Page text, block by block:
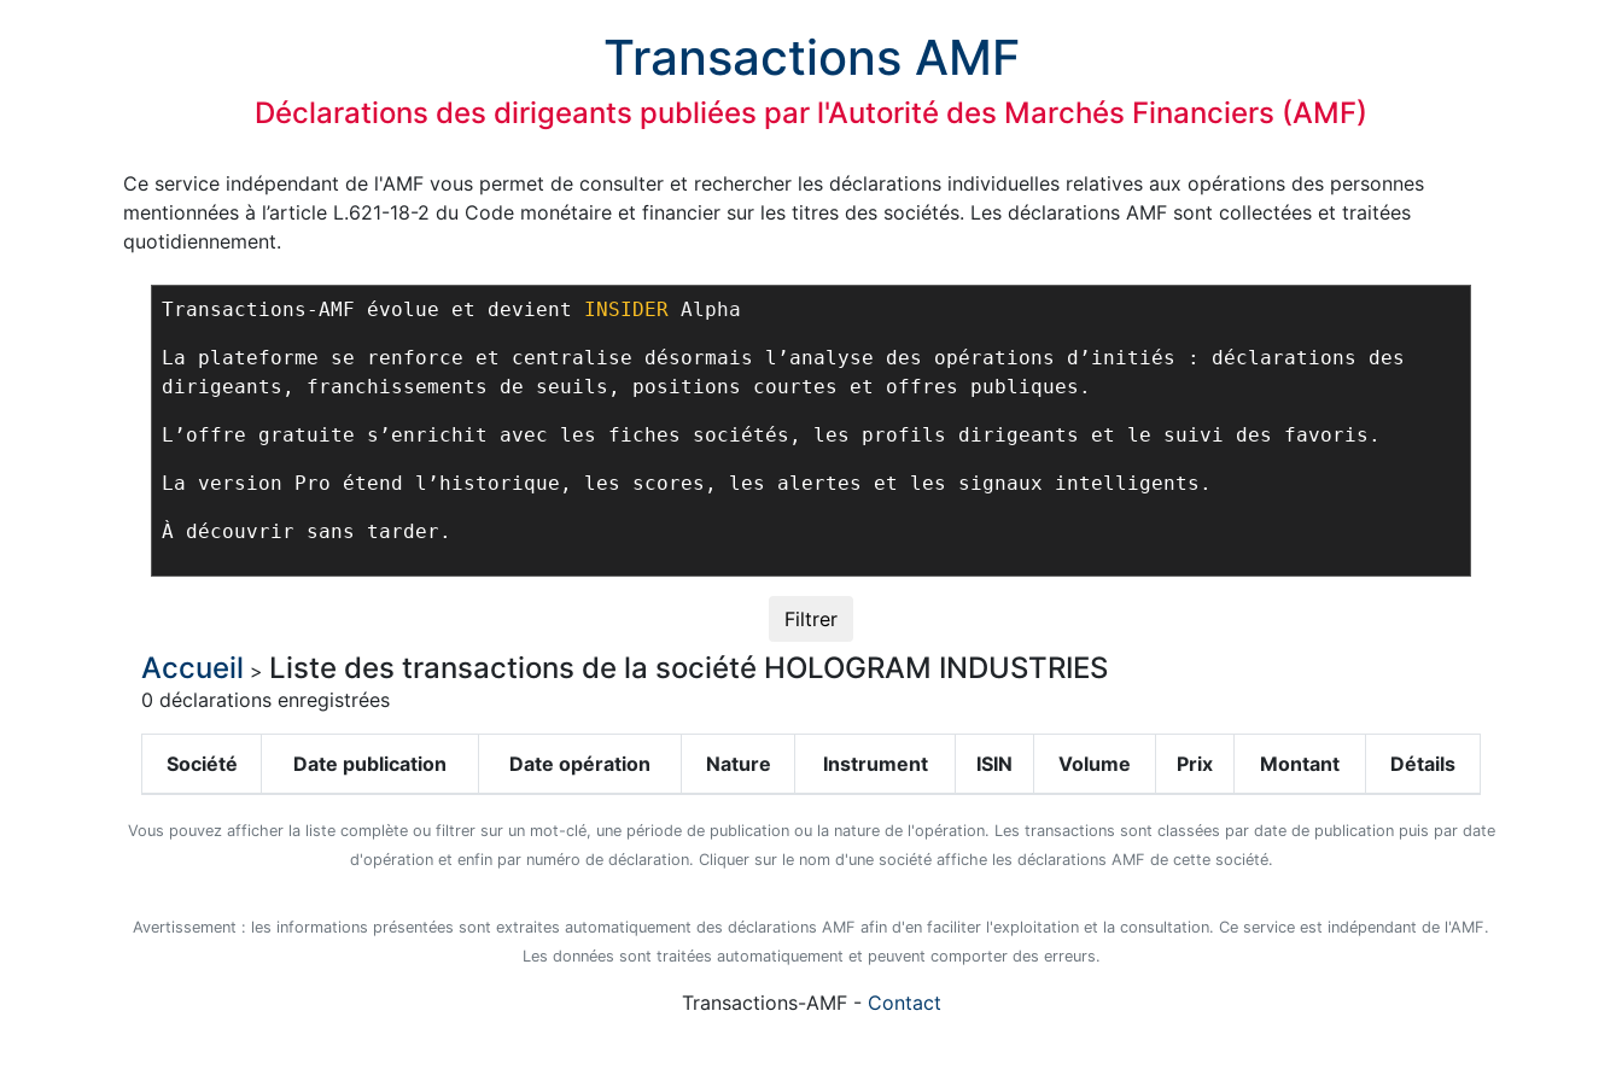
Transactions AMF
Déclarations des dirigeants publiées par l'Autorité des Marchés Financiers (AMF)
Ce service indépendant de l'AMF vous permet de consulter et rechercher les déclarations individuelles relatives aux opérations des personnes
mentionnées à l’article L.621-18-2 du Code monétaire et financier sur les titres des sociétés. Les déclarations AMF sont collectées et traitées
quotidiennement.
Transactions-AMF évolue et devient INSIDER Alpha
La plateforme se renforce et centralise désormais l’analyse des opérations d’initiés : déclarations des
dirigeants, franchissements de seuils, positions courtes et offres publiques.
L’offre gratuite s’enrichit avec les fiches sociétés, les profils dirigeants et le suivi des favoris.
La version Pro étend l’historique, les scores, les alertes et les signaux intelligents.
À découvrir sans tarder.
Filtrer
Accueil > Liste des transactions de la société HOLOGRAM INDUSTRIES
0 déclarations enregistrées
Société Date publication Date opération Nature Instrument ISIN Volume Prix Montant Détails
Vous pouvez afficher la liste complète ou filtrer sur un mot-clé, une période de publication ou la nature de l'opération. Les transactions sont classées par date de publication puis par date
d'opération et enfin par numéro de déclaration. Cliquer sur le nom d'une société affiche les déclarations AMF de cette société.
Avertissement : les informations présentées sont extraites automatiquement des déclarations AMF afin d'en faciliter l'exploitation et la consultation. Ce service est indépendant de l'AMF.
Les données sont traitées automatiquement et peuvent comporter des erreurs.
Transactions-AMF - Contact